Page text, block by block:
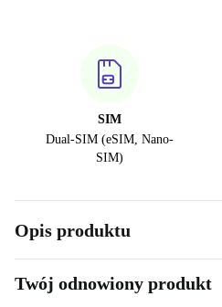
SIM
Dual-SIM (eSIM, Nano-
SIM)
Opis produktu
Twój odnowiony produkt